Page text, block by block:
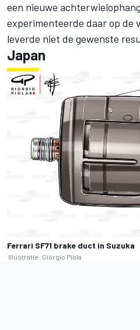
een nieuwe
experimenteerde daar op de
leverde niet de gewenste
Japan
Ferrari SF71 brake duct in Suzuka
Illustratie: Giorgio Piola